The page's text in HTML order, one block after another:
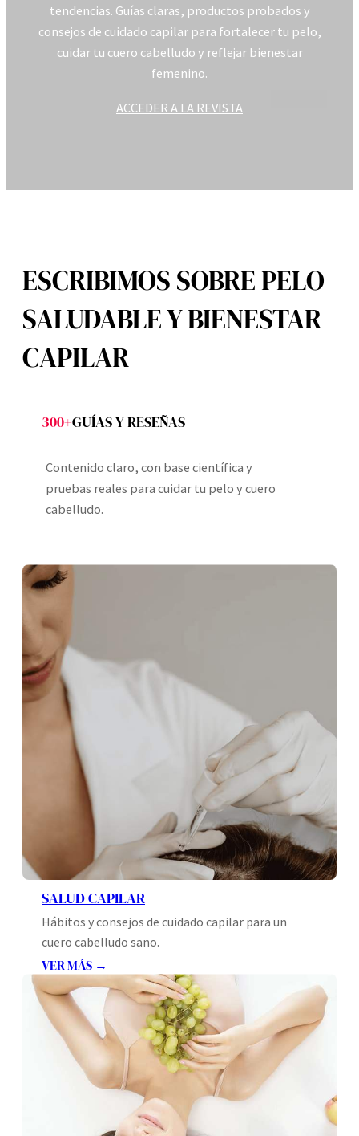
tendencias. Guías claras, productos probados y
consejos de cuidado capilar para fortalecer tu pelo,
cuidar tu cuero cabelludo y reflejar bienestar
femenino.
ACCEDER A LA REVISTA
ESCRIBIMOS SOBRE PELO
SALUDABLE Y BIENESTAR
CAPILAR
300+GUÍAS Y RESEÑAS
Contenido claro, con base científica y
pruebas reales para cuidar tu pelo y cuero
cabelludo.
SALUD CAPILAR
Hábitos y consejos de cuidado capilar para un
cuero cabelludo sano.
VER MÁS →